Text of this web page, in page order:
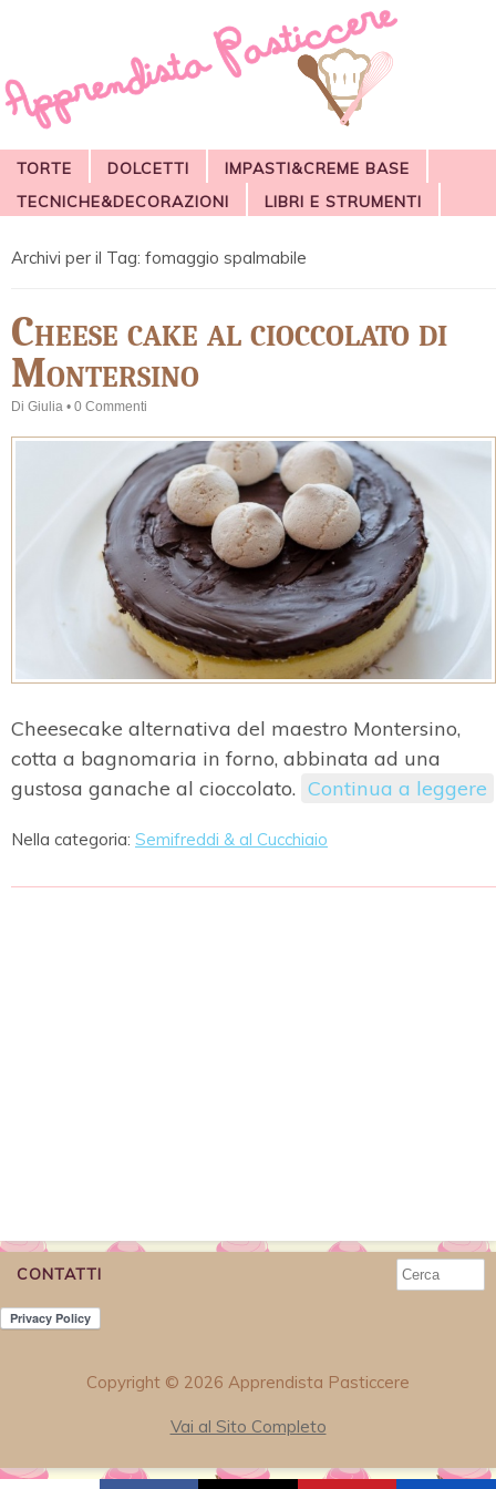
TORTE DOLCETTI
IMPASTI&CREME BASE
TECNICHE&DECORAZIONI
LIBRI E STRUMENTI
Archivi per il Tag: fomaggio spalmabile
Cheese cake al cioccolato di
Montersino
Di Giulia • 0 Commenti
Cheesecake alternativa del maestro Montersino,
cotta a bagnomaria in forno, abbinata ad una
gustosa ganache al cioccolato. Continua a leggere
Nella categoria: Semifreddi & al Cucchiaio
CONTATTI
Copyright © 2026 Apprendista Pasticcere
Vai al Sito Completo